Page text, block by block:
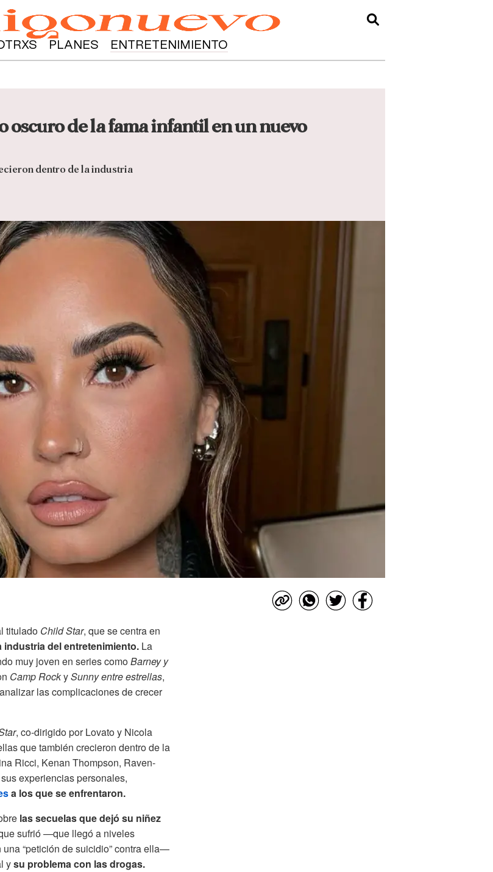
PLANES ENTRETENIMIENTO
oscuro de la fama infantil en un nuevo
dentro de la industria
titulado Child Star, que se centra en
industria del entretenimiento. La
muy joven en series comoBarney y
Camp RockySunny entre estrellas,
las complicaciones de crecer
, co-dirigido por Lovato y Nicola
que también crecieron dentro de la
Ricci, Kenan Thompson, Raven-
experiencias personales,
a los que se enfrentaron.
las secuelas que dejó su niñez
sufrió —que llegó a niveles
“petición de suicidio” contra ella—
ysu problema con las drogas.